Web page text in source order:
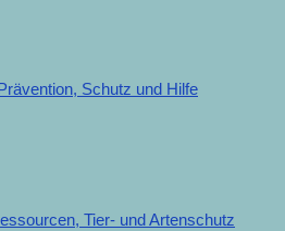
Schutz und Hilfe
Tier- und Artenschutz